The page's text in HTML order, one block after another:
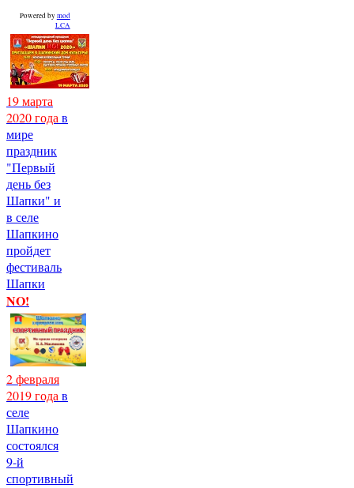
Powered by mod
LCA
19 марта
2020 года в
мире
праздник
"Первый
день без
Шапки" и
в селе
Шапкино
пройдет
фестиваль
Шапки
NO!
2 февраля
2019 года в
селе
Шапкино
состоялся
9-й
спортивный